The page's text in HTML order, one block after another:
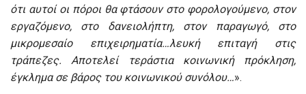
ότι αυτοί οι πόροι θα φτάσουν στο φορολογούμενο, στον
εργαζόμενο, στο δανειολήπτη, στον παραγωγό, στο
μικρομεσαίο επιχειρηματία…λευκή επιταγή στις
τράπεζες. Αποτελεί τεράστια κοινωνική πρόκληση,
έγκλημα σε βάρος του κοινωνικού συνόλου…».